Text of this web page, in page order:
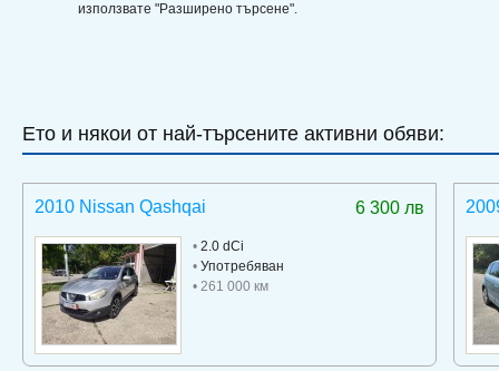
използвате "Разширено търсене".
Ето и някои от най-търсените активни обяви:
6 300 лв
2010 Nissan Qashqai
• 2.0 dCi
• Употребяван
• 261 000 км